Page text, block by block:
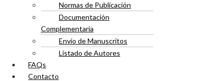
Normas de Publicación
Documentación
Complementaria
Envío de Manuscritos
Listado de Autores
FAQs
Contacto